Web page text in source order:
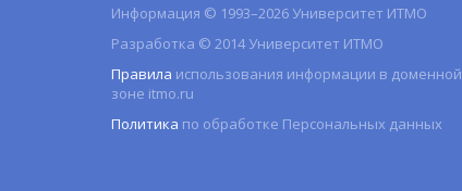
Информация © 1993–2026 Университет ИТМО
Разработка © 2014 Университет ИТМО
Правила использования информации в доменной
зоне itmo.ru
Политика по обработке Персональных данных